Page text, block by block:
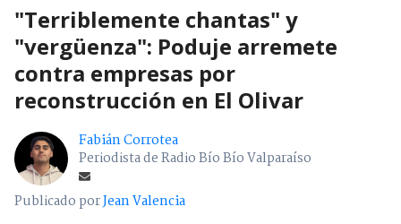
"Terriblemente chantas" y
"vergüenza": Poduje arremete
contra empresas por
reconstrucción en El Olivar
Fabián Corrotea
Periodista de Radio Bío Bío Valparaíso
Publicado porJean Valencia